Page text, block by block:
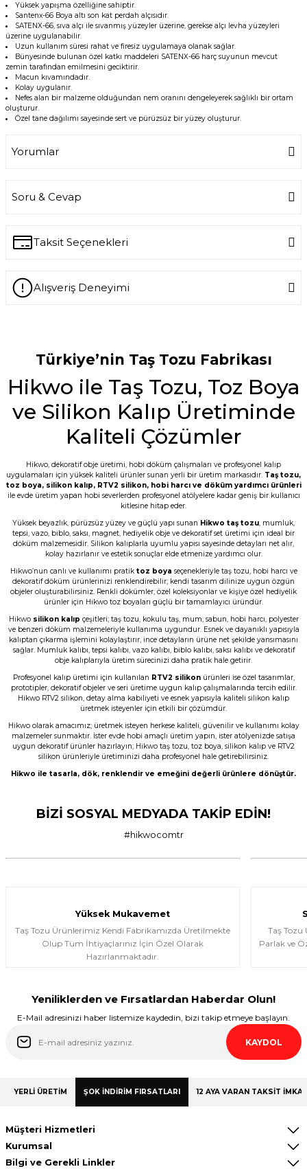
Yüksek yapışma özelliğine sahiptir.
Santenx-66 Boya altı son kat perdah alçısıdır.
SATENX-66, sıva alçı ile sıvanmış yüzeyler üzerine, gerekse alçı levha yüzeyleri
üzerine uygulanabilir.
Uzun kullanım süresi rahat ve firesiz uygulamaya olanak sağlar.
Bünyesinde bulunan özel katkı maddeleri SATENX-66 harç suyunun mevcut
zemin tarafından emilmesini geciktirir.
Macun kıvamındadır.
Kolay uygulanır.
Nefes alan bir malzeme olduğundan nem oranını dengeleyerek sağlıklı bir ortam
oluşturur.
Özel tane dağılımı sayesinde sert ve pürüzsüz bir yüzey oluşturur.
Yorumlar
Soru & Cevap
Ürün hakkında henüz soru sorulmamış.
Taksit Seçenekleri
Alışveriş Deneyimi
tozunun kalitesi nasıl çıkacak???
E... M... | 18/07/2026
Öncelikle ürünü çok beğendim. Sipariş ve
ile bilgilendirme geldi. Kargo ďa çabuk
ulaştı. Tozların 5 er kilo paketlenmesi çok
G... D... | 19/06/2026
Taş tozu çok iyi kusursuz ürün elde
ediliyor sevkiyat hızlı
B... A... | 03/06/2026
Memnun kaldım, Ürün gerçekten harika
N... E... | 01/06/2026
Çok başarılı gerçekten.
N... E... | 01/06/2026
Ürün çok güzel hediye için teşekkür
ederim
Firmanın hizmet ve iletişiminden
memnunum
A... G... | 21/04/2026
Taş tozu rengi ve dokusu çok güzel ,
Halema Elyasen | 19/01/2026
Türkiye’nin Taş Tozu Fabrikası
Hikwo ile Taş Tozu, Toz Boya
ve Silikon Kalıp Üretiminde
Kaliteli Çözümler
Hikwo, dekoratif obje üretimi, hobi döküm çalışmaları ve profesyonel kalıp
uygulamaları için yüksek kaliteli ürünler sunan yerli bir üretim markasıdır. Taş tozu,
toz boya, silikon kalıp, RTV2 silikon, hobi harcı ve döküm yardımcı ürünleri
ile evde üretim yapan hobi severlerden profesyonel atölyelere kadar geniş bir kullanıcı
kitlesine hitap eder.
Yüksek beyazlık, pürüzsüz yüzey ve güçlü yapı sunan Hikwo taş tozu, mumluk,
tepsi, vazo, biblo, saksı, magnet, hediyelik obje ve dekoratif set üretimi için ideal bir
döküm malzemesidir. Silikon kalıplarla uyumlu yapısı sayesinde detayları net alır,
kolay hazırlanır ve estetik sonuçlar elde etmenize yardımcı olur.
Hikwo’nun canlı ve kullanımı pratik toz boya seçenekleriyle taş tozu, hobi harcı ve
dekoratif döküm ürünlerinizi renklendirebilir; kendi tasarım dilinize uygun özgün
objeler oluşturabilirsiniz. Renkli dökümler, özel koleksiyonlar ve kişiye özel hediyelik
ürünler için Hikwo toz boyaları güçlü bir tamamlayıcı üründür.
Hikwo silikon kalıp çeşitleri; taş tozu, kokulu taş, mum, sabun, hobi harcı, polyester
ve benzeri döküm malzemeleriyle kullanıma uygundur. Esnek ve dayanıklı yapısıyla
kalıptan çıkarma işlemini kolaylaştırır, ince detayların ürüne net şekilde yansımasını
sağlar. Mumluk kalıbı, tepsi kalıbı, vazo kalıbı, biblo kalıbı, saksı kalıbı ve dekoratif
obje kalıplarıyla üretim sürecinizi daha pratik hale getirir.
Profesyonel kalıp üretimi için kullanılan RTV2 silikonürünleri ise özel tasarımlar,
prototipler, dekoratif objeler ve seri üretime uygun kalıp çalışmalarında tercih edilir.
Hikwo RTV2 silikon, detay alma kabiliyeti ve esnek yapısıyla kaliteli silikon kalıp
üretmek isteyenler için etkili bir çözümdür.
Hikwo olarak amacımız; üretmek isteyen herkese kaliteli, güvenilir ve kullanımı kolay
malzemeler sunmaktır. İster evde hobi amaçlı üretim yapın, ister atölyenizde satışa
uygun dekoratif ürünler hazırlayın; Hikwo taş tozu, toz boya, silikon kalıp ve RTV2
silikon ürünleriyle üretiminizi daha profesyonel hale getirebilirsiniz.
Hikwo ile tasarla, dök, renklendir ve emeğini değerli ürünlere dönüştür.
BİZİ SOSYAL MEDYADA TAKİP EDİN!
#hikwocomtr
Yüksek Mukavemet
Taş Tozu Ürünlerimiz Kendi Fabrikamızda Üretilmekte
Olup Tüm İhtiyaçlarınız İçin Özel Olarak
Hazırlanmaktadır.
Taş
Parlak ve
Yeniliklerden ve Fırsatlardan Haberdar Olun!
E-Mail adresinizi haber listemize kaydedin, bizi takip etmeye başlayın.
KAYDOL
YERLİ ÜRETİM ŞOK İNDİRİM FIRSATLARI 12 AYA VARAN TAKSİT
Müşteri Hizmetleri
Kurumsal
Bilgi ve Gerekli Linkler